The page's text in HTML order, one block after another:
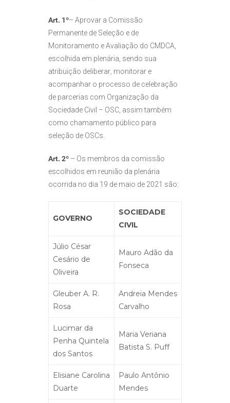
Art. 1º– Aprovar a Comissão
Permanente de Seleção e de
Monitoramento e Avaliação do CMDCA,
escolhida em plenária, sendo sua
atribuição deliberar, monitorar e
acompanhar o processo de celebração
de parcerias com Organização da
Sociedade Civil – OSC, assim também
como chamamento público para
seleção de OSCs.
Art. 2º – Os membros da comissão
escolhidos em reunião da plenária
ocorrida no dia 19 de maio de 2021 são:
GOVERNO
SOCIEDADE
CIVIL
Júlio César
Cesário de
Oliveira
Mauro Adão da
Fonseca
Gleuber A. R.
Rosa
Andreia Mendes
Carvalho
Lucimar da
Penha Quintela
dos Santos
Maria Veriana
Batista S. Puff
Elisiane Carolina
Duarte
Paulo Antônio
Mendes